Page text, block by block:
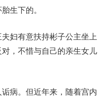
生下的。
妇有意扶持彬子公主坐上
，不惜与自己的亲生女儿
病。但近年来，随着宫内